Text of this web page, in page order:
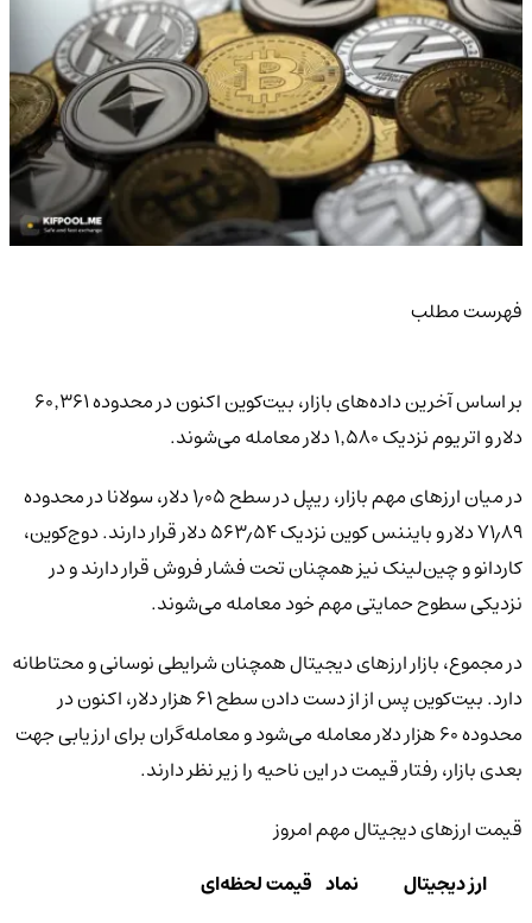
فهرست مطلب
بر اساس آخرین داده‌های بازار، بیت‌کوین اکنون در محدوده ۶۰٬۳۶۱
دلار و اتریوم نزدیک ۱٬۵۸۰ دلار معامله می‌شوند.
در میان ارزهای مهم بازار، ریپل در سطح ۱٫۰۵ دلار، سولانا در محدوده
۷۱٫۸۹ دلار و بایننس کوین نزدیک ۵۶۳٫۵۴ دلار قرار دارند. دوج‌کوین،
کاردانو و چین‌لینک نیز همچنان تحت فشار فروش قرار دارند و در
نزدیکی سطوح حمایتی مهم خود معامله می‌شوند.
در مجموع، بازار ارزهای دیجیتال همچنان شرایطی نوسانی و محتاطانه
دارد. بیت‌کوین پس از از دست دادن سطح ۶۱ هزار دلار، اکنون در
محدوده ۶۰ هزار دلار معامله می‌شود و معامله‌گران برای ارزیابی جهت
بعدی بازار، رفتار قیمت در این ناحیه را زیر نظر دارند.
قیمت ارزهای دیجیتال مهم امروز
ارز دیجیتال
نماد
قیمت لحظه‌ای